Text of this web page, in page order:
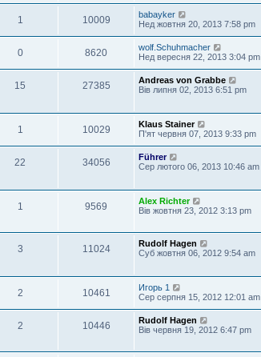
1 10009
babayker
Нед жовтня 20, 2013 7:58 pm
0 8620
wolf.Schuhmacher
Нед вересня 22, 2013 3:04 pm
15 27385
Andreas von Grabbe
Вів липня 02, 2013 6:51 pm
1 10029
Klaus Stainer
П'ят червня 07, 2013 9:33 pm
22 34056
Führer
Сер лютого 06, 2013 10:46 am
1 9569
Alex Richter
Вів жовтня 23, 2012 3:13 pm
3 11024
Rudolf Hagen
Суб жовтня 06, 2012 9:54 am
2 10461
Игорь 1
Сер серпня 15, 2012 12:01 am
2 10446
Rudolf Hagen
Вів червня 19, 2012 6:47 pm